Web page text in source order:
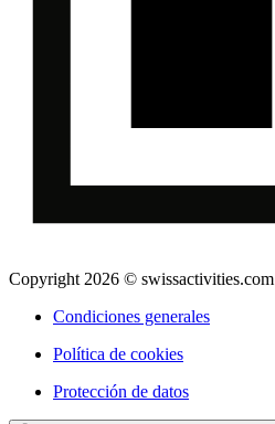
Copyright 2026 © swissactivities.com
Condiciones generales
Política de cookies
Protección de datos